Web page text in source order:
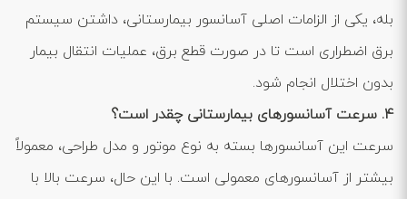
بله، یکی از الزامات اصلی آسانسور بیمارستانی، داشتن سیستم
برق اضطراری است تا در صورت قطع برق، عملیات انتقال بیمار
بدون اختلال انجام شود.
4. سرعت آسانسورهای بیمارستانی چقدر است؟
سرعت این آسانسورها بسته به نوع موتور و مدل طراحی، معمولاً
بیشتر از آسانسورهای معمولی است. با این حال، سرعت بالا با